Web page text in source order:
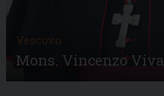
Vescovo
Mons. Vincenzo Viva